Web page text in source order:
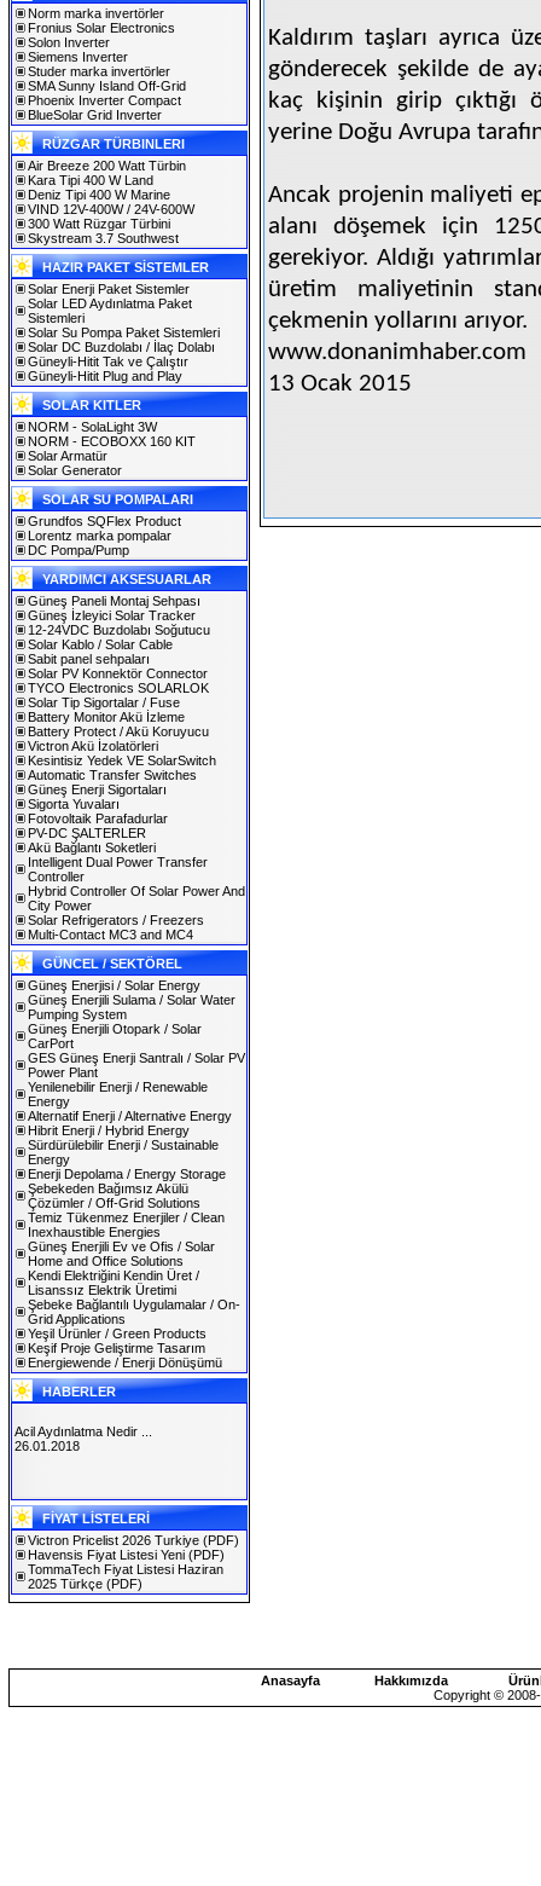
Norm marka invertörler
Fronius Solar Electronics
Solon Inverter
Siemens Inverter
Studer marka invertörler
SMA Sunny Island Off-Grid
Phoenix Inverter Compact
BlueSolar Grid Inverter
RÜZGAR TÜRBINLERI
Air Breeze 200 Watt Türbin
Kara Tipi 400 W Land
Deniz Tipi 400 W Marine
VIND 12V-400W / 24V-600W
300 Watt Rüzgar Türbini
Skystream 3.7 Southwest
HAZIR PAKET SİSTEMLER
Solar Enerji Paket Sistemler
Solar LED Aydınlatma Paket
Sistemleri
Solar Su Pompa Paket Sistemleri
Solar DC Buzdolabı / İlaç Dolabı
Güneyli-Hitit Tak ve Çalıştır
Güneyli-Hitit Plug and Play
SOLAR KITLER
NORM - SolaLight 3W
NORM - ECOBOXX 160 KIT
Solar Armatür
Solar Generator
SOLAR SU POMPALARI
Grundfos SQFlex Product
Lorentz marka pompalar
DC Pompa/Pump
YARDIMCI AKSESUARLAR
Güneş Paneli Montaj Sehpası
Güneş İzleyici Solar Tracker
12-24VDC Buzdolabı Soğutucu
Solar Kablo / Solar Cable
Sabit panel sehpaları
Solar PV Konnektör Connector
TYCO Electronics SOLARLOK
Solar Tip Sigortalar / Fuse
Battery Monitor Akü İzleme
Battery Protect / Akü Koruyucu
Victron Akü İzolatörleri
Kesintisiz Yedek VE SolarSwitch
Automatic Transfer Switches
Güneş Enerji Sigortaları
Sigorta Yuvaları
Fotovoltaik Parafadurlar
PV-DC ŞALTERLER
Akü Bağlantı Soketleri
Intelligent Dual Power Transfer
Controller
Hybrid Controller Of Solar Power And
City Power
Solar Refrigerators / Freezers
Multi-Contact MC3 and MC4
GÜNCEL / SEKTÖREL
Güneş Enerjisi / Solar Energy
Güneş Enerjili Sulama / Solar Water
Pumping System
Güneş Enerjili Otopark / Solar
CarPort
GES Güneş Enerji Santralı / Solar PV
Power Plant
Yenilenebilir Enerji / Renewable
Energy
Alternatif Enerji / Alternative Energy
Hibrit Enerji / Hybrid Energy
Sürdürülebilir Enerji / Sustainable
Energy
Enerji Depolama / Energy Storage
Şebekeden Bağımsız Akülü
Çözümler / Off-Grid Solutions
Temiz Tükenmez Enerjiler / Clean
Inexhaustible Energies
Güneş Enerjili Ev ve Ofis / Solar
Home and Office Solutions
Kendi Elektriğini Kendin Üret /
Lisanssız Elektrik Üretimi
Şebeke Bağlantılı Uygulamalar / On-
Grid Applications
Yeşil Ürünler / Green Products
Keşif Proje Geliştirme Tasarım
Energiewende / Enerji Dönüşümü
HABERLER
SOLAREX ISTANBUL 2019
30.01.2019
Acil Aydınlatma Nedir ...
26.01.2018
FİYAT LİSTELERİ
Victron Pricelist 2026 Turkiye (PDF)
Havensis Fiyat Listesi Yeni (PDF)
TommaTech Fiyat Listesi Haziran
2025 Türkçe (PDF)
Kaldırım taşları ayrıca
gönderecek şekilde de
kaç kişinin girip
yerine Doğu Avrupa
Ancak projenin maliyeti
alanı döşemek için
gerekiyor. Aldığı
üretim maliyetinin
çekmenin yollarını arıyor.
www.donanimhaber.com
13 Ocak 2015
Anasayfa Hakkımızda
Copyright ©